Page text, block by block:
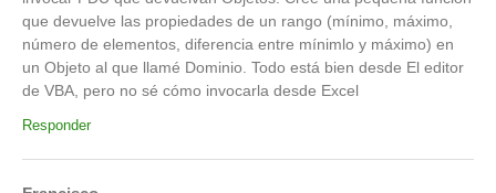
que devuelve las propiedades de un rango (mínimo, máximo,
número de elementos, diferencia entre mínimlo y máximo) en
un Objeto al que llamé Dominio. Todo está bien desde El editor
de VBA, pero no sé cómo invocarla desde Excel
Responder